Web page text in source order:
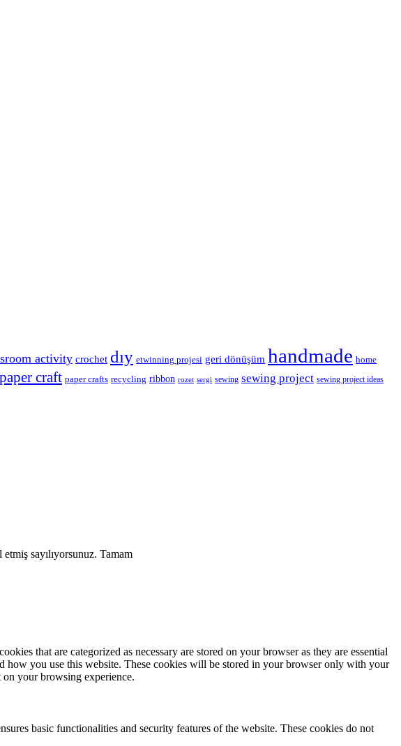
activity crochet dıy etwinning projesi geri dönüşüm handmade home
paper craft paper crafts recycling ribbon rozet sergi sewing sewing project sewing project ideas
sayılıyorsunuz. Tamam
that are categorized as necessary are stored on your browser as they are essential
how you use this website. These cookies will be stored in your browser only with your
your browsing experience.
basic functionalities and security features of the website. These cookies do not